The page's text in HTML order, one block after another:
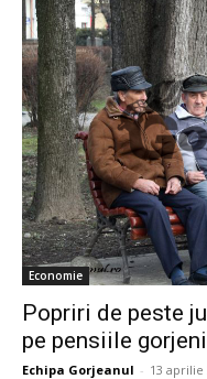
Economie
Popriri de peste
pe pensiile
Echipa Gorjeanul - 13 aprilie